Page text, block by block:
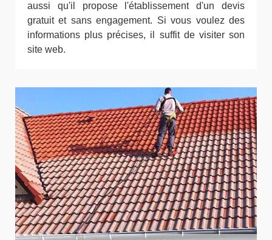
aussi qu'il propose l'établissement d'un devis
gratuit et sans engagement. Si vous voulez des
informations plus précises, il suffit de visiter son
site web.